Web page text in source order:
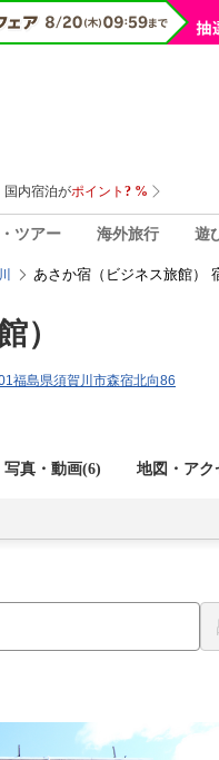
ツアー 海外旅行 遊
あさか宿（ビジネス旅館）
）
福島県須賀川市森宿北向86
写真・動画(6) 地図・アク